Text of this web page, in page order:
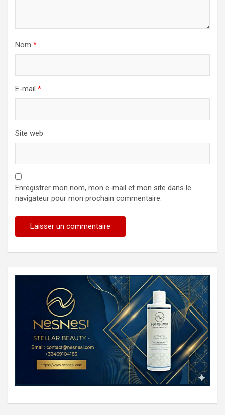
Nom *
E-mail *
Site web
Enregistrer mon nom, mon e-mail et mon site dans le
navigateur pour mon prochain commentaire.